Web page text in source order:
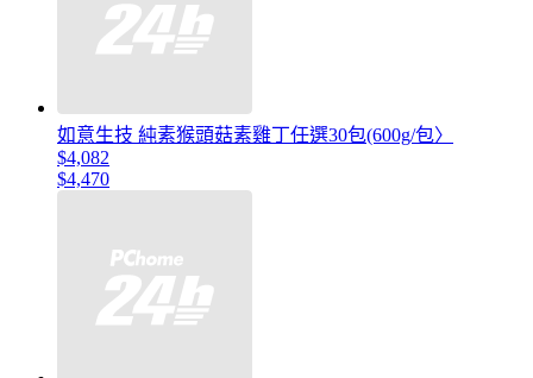
如意生技 純素猴頭菇素雞丁任選30包(600g/包〉
$4,082
$4,470